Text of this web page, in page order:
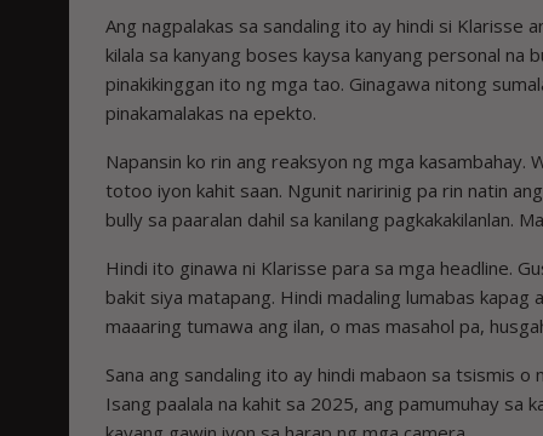
Ang nagpalakas sa sandaling ito ay hindi si Klarisse
kilala sa kanyang boses kaysa kanyang personal na
pinakikinggan ito ng mga tao. Ginagawa nitong
pinakamalakas na epekto.
Napansin ko rin ang reaksyon ng mga kasambahay.
totoo iyon kahit saan. Ngunit naririnig pa rin natin
bully sa paaralan dahil sa kanilang pagkakakilanlan.
Hindi ito ginawa ni Klarisse para sa mga headline.
bakit siya matapang. Hindi madaling lumabas
maaaring tumawa ang ilan, o mas masahol pa,
Sana ang sandaling ito ay hindi mabaon sa tsismis
Isang paalala na kahit sa 2025, ang pamumuhay sa